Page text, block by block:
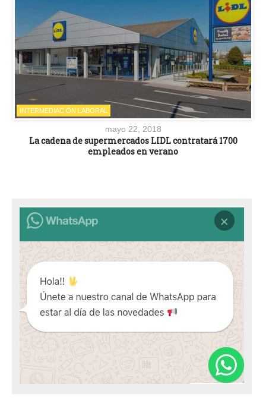
INTERMEDIACIÓN LABORAL
mayo 22, 2018
La cadena de supermercados LIDL contratará 1700
empleados en verano